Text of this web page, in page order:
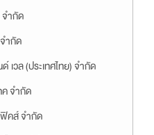
จำกัด
ำกัด
เวล (ประเทศไทย) จำกัด
จำกัด
คส์ จำกัด